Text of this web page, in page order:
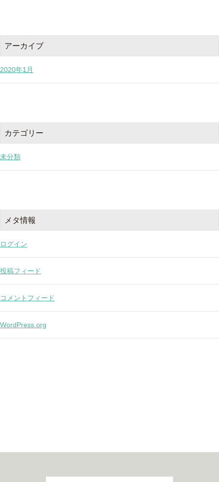
アーカイブ
2020年1月
カテゴリー
未分類
メタ情報
ログイン
投稿フィード
コメントフィード
WordPress.org